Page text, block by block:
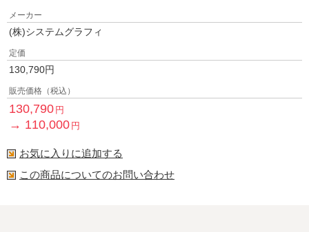
メーカー
(株)システムグラフィ
定価
130,790円
販売価格（税込）
130,790 円
→ 110,000 円
お気に入りに追加する
この商品についてのお問い合わせ